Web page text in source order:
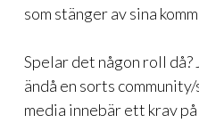
som stänger av sina
Spelar det någon roll
ändå en sorts
media innebär ett krav